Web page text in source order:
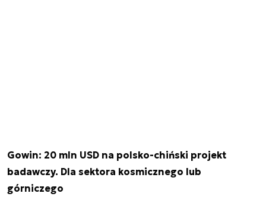
Gowin: 20 mln USD na polsko-chiński projekt
badawczy. Dla sektora kosmicznego lub
górniczego